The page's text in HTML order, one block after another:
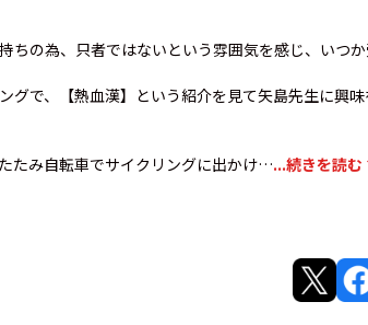
の為、只者ではないという雰囲気を感じ、いつか
グで、【熱血漢】という紹介を見て矢島先生に興味
たみ自転車でサイクリングに出かけ…...続きを読む